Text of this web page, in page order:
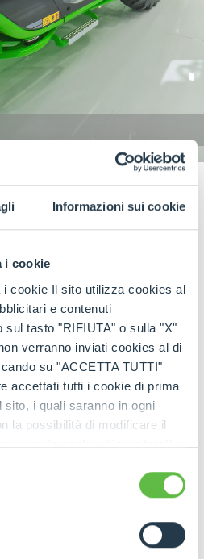
Informazioni sui cookie
i cookie
i cookie Il sito utilizza cookies al
e contenuti
sul tasto "RIFIUTA" o sulla "X"
verranno inviati cookies al di
su "ACCETTA TUTTI"
accettati tutti i cookie di prima
i quali saranno in ogni
la possibilità di modificare il
singolo cookie. Come fare?
il suo consenso" e
nel footer presente in ogni
riconosciuti all'interessato ai
eInstagramper
in tempo reale!